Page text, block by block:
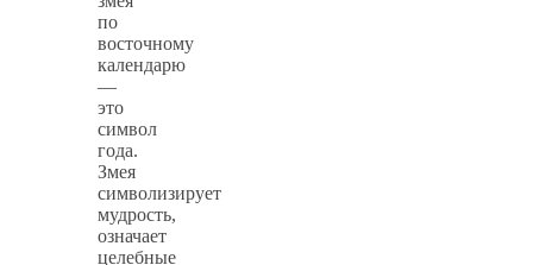
по
восточному
календарю
—
это
символ
года.
Змея
символизирует
мудрость,
означает
целебные